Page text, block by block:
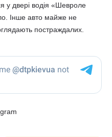
у двері водія «Шевроле
Інше авто майже не
постраждалих.